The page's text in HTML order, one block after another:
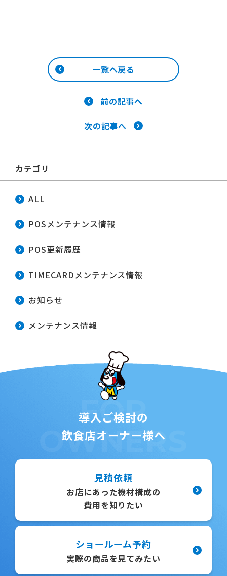
一覧へ戻る
前の記事へ
次の記事へ
カテゴリ
ALL
POSメンテナンス情報
POS更新履歴
TIMECARDメンテナンス情報
お知らせ
メンテナンス情報
導入ご検討の
飲食店オーナー様へ
FOR
OWNERS
見積依頼
お店にあった機材構成の
費用を知りたい
ショールーム予約
実際の商品を見てみたい